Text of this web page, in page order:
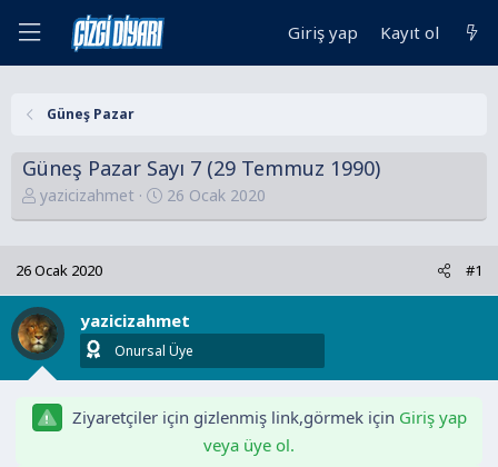
Giriş yap Kayıt ol
Güneş Pazar
Güneş Pazar Sayı 7 (29 Temmuz 1990)
K
o
u
y
u
B
a
l
a
yazicizahmet
B
a
a
n
g
ı
t
26 Ocak 2020
26 Ocak 2020 #1
yazicizahmet
Onursal Üye
Ziyaretçiler için gizlenmiş link,görmek için Giriş yap
veya üye ol.